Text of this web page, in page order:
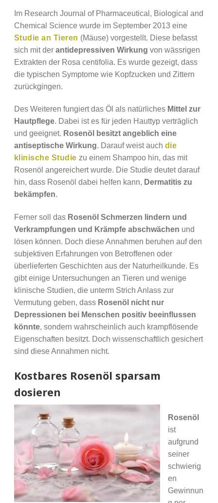
Im Research Journal of Pharmaceutical, Biological and
Chemical Science wurde im September 2013 eine
Studie an Tieren (Mäuse) vorgestellt. Diese befasst
sich mit der antidepressiven Wirkung von wässrigen
Extrakten der Rosa centifolia. Es wurde gezeigt, dass
die typischen Symptome wie Kopfzucken und Zittern
zurückgingen.
Des Weiteren fungiert das Öl als natürliches Mittel zur
Hautpflege. Dabei ist es für jeden Hauttyp verträglich
und geeignet. Rosenöl besitzt angeblich eine
antiseptische Wirkung. Darauf weist auch die
klinische Studie zu einem Shampoo hin, das mit
Rosenöl angereichert wurde. Die Studie deutet darauf
hin, dass Rosenöl dabei helfen kann, Dermatitis zu
bekämpfen.
Ferner soll das Rosenöl Schmerzen lindern und
Verkrampfungen und Krämpfe abschwächen und
lösen können. Doch diese Annahmen beruhen auf den
subjektiven Erfahrungen von Betroffenen oder
überlieferten Geschichten aus der Naturheilkunde. Es
gibt einige Untersuchungen an Tieren und wenige
klinische Studien, die unterm Strich Anlass zur
Vermutung geben, dass Rosenöl nicht nur
Depressionen bei Menschen positiv beeinflussen
könnte, sondern wahrscheinlich auch krampflösende
Eigenschaften besitzt. Doch wissenschaftlich gesichert
sind diese Annahmen nicht.
Kostbares Rosenöl sparsam
dosieren
Rosenöl
ist
aufgrund
seiner
schwierig
en
Gewinnun